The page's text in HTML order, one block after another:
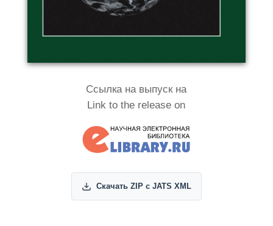
Ссылка на выпуск на
Link to the release on
Скачать ZIP с JATS XML